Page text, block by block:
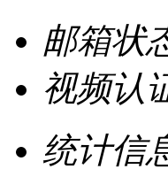
邮箱状
视频认
统计信